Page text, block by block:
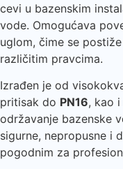
cevi u bazenskim
vode. Omogućava
uglom, čime se
različitim pravcima.
Izrađen je od
pritisak do PN16, kao
održavanje bazenske
sigurne, nepropusne i
pogodnim za